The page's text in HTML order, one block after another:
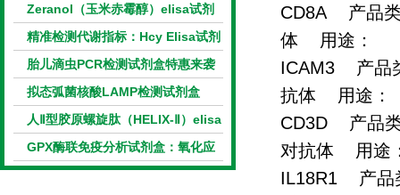
量更划算
Zeranol（玉米赤霉醇）elisa试剂
盒特惠
精准检测代谢指标：Hcy Elisa试剂
盒的科研应用与技术特点
胎儿滴虫PCR检测试剂盒特惠来袭
拟态弧菌核酸LAMP检测试剂盒
（恒温荧光法）新品上市优惠活动
人Ⅱ型胶原螺旋肽（HELIX-Ⅱ）elisa
试剂盒科研优惠活动开启
GPX酶联免疫分析试剂盒：氧化应
激研究精准检测工具
CD8A 产品
体 用途：
ICAM3 产品
抗体 用途
CD3D 产品
对抗体 用
IL18R1 产品